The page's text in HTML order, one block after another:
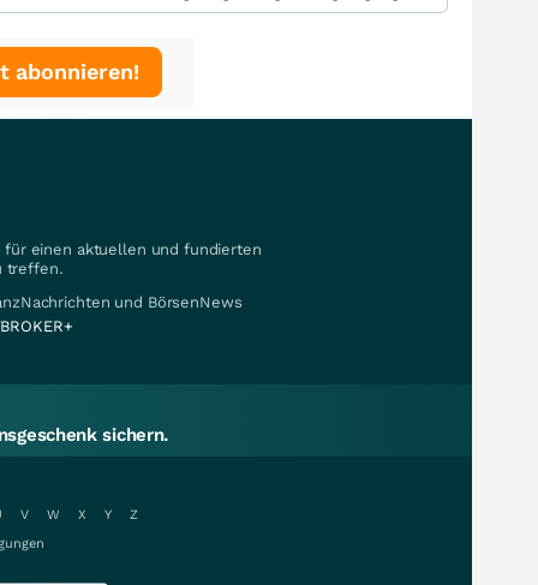
abonnieren!
für einen aktuellen und fundierten
treffen.
und BörsenNews
sichern.
V W X Y
Z